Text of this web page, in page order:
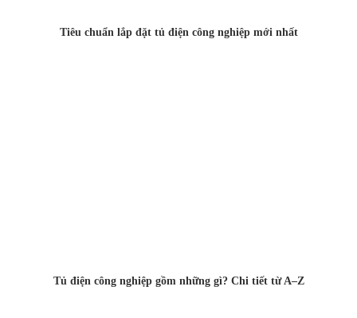
Tiêu chuẩn lắp đặt tủ điện công nghiệp mới nhất
Tủ điện công nghiệp gồm những gì? Chi tiết từ A–Z